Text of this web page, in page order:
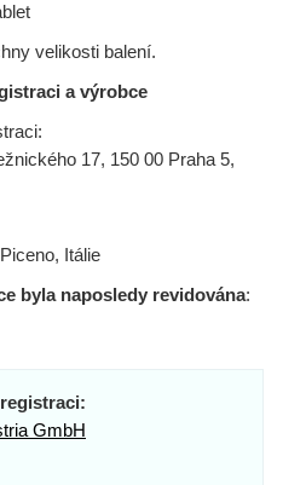
velikosti balení.
a výrobce
17, 150 00 Praha 5,
Itálie
byla naposledy revidována:
GmbH